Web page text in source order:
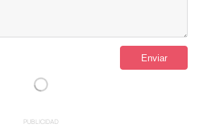
PUBLICIDAD